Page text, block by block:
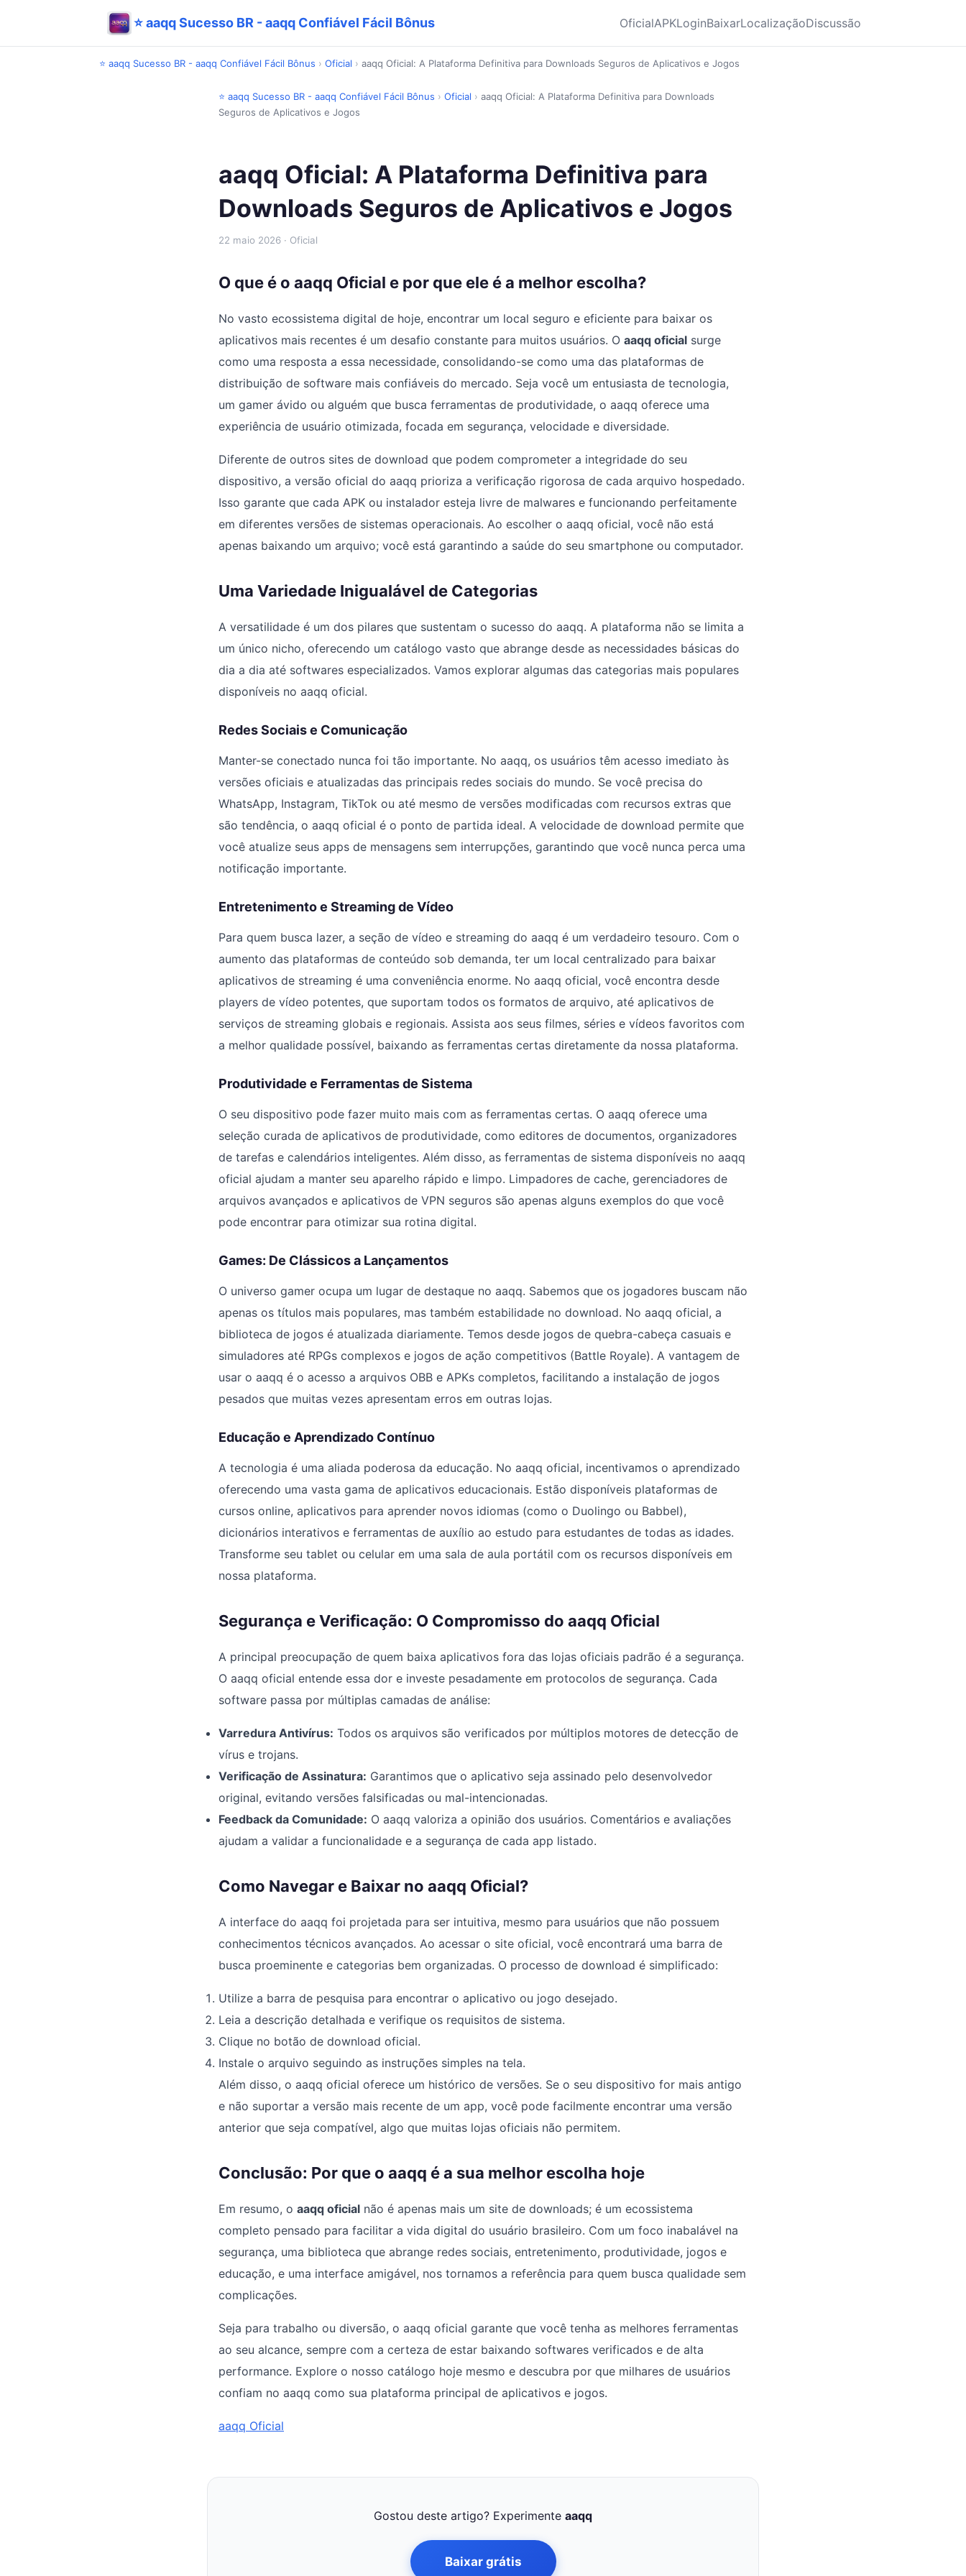
⭐ aaqq Sucesso BR - aaqq Confiável Fácil Bônus OficialAPKLoginBaixarLocalizaçãoDiscussão
⭐ aaqq Sucesso BR - aaqq Confiável Fácil Bônus › Oficial › aaqq Oficial: A Plataforma Definitiva para Downloads Seguros de Aplicativos e Jogos
⭐ aaqq Sucesso BR - aaqq Confiável Fácil Bônus › Oficial › aaqq Oficial: A Plataforma Definitiva para Downloads
Seguros de Aplicativos e Jogos
aaqq Oficial: A Plataforma Definitiva para
Downloads Seguros de Aplicativos e Jogos
22 maio 2026 · Oficial
O que é o aaqq Oficial e por que ele é a melhor escolha?
No vasto ecossistema digital de hoje, encontrar um local seguro e eficiente para baixar os
aplicativos mais recentes é um desafio constante para muitos usuários. O aaqq oficial surge
como uma resposta a essa necessidade, consolidando-se como uma das plataformas de
distribuição de software mais confiáveis do mercado. Seja você um entusiasta de tecnologia,
um gamer ávido ou alguém que busca ferramentas de produtividade, o aaqq oferece uma
experiência de usuário otimizada, focada em segurança, velocidade e diversidade.
Diferente de outros sites de download que podem comprometer a integridade do seu
dispositivo, a versão oficial do aaqq prioriza a verificação rigorosa de cada arquivo hospedado.
Isso garante que cada APK ou instalador esteja livre de malwares e funcionando perfeitamente
em diferentes versões de sistemas operacionais. Ao escolher o aaqq oficial, você não está
apenas baixando um arquivo; você está garantindo a saúde do seu smartphone ou computador.
Uma Variedade Inigualável de Categorias
A versatilidade é um dos pilares que sustentam o sucesso do aaqq. A plataforma não se limita a
um único nicho, oferecendo um catálogo vasto que abrange desde as necessidades básicas do
dia a dia até softwares especializados. Vamos explorar algumas das categorias mais populares
disponíveis no aaqq oficial.
Redes Sociais e Comunicação
Manter-se conectado nunca foi tão importante. No aaqq, os usuários têm acesso imediato às
versões oficiais e atualizadas das principais redes sociais do mundo. Se você precisa do
WhatsApp, Instagram, TikTok ou até mesmo de versões modificadas com recursos extras que
são tendência, o aaqq oficial é o ponto de partida ideal. A velocidade de download permite que
você atualize seus apps de mensagens sem interrupções, garantindo que você nunca perca uma
notificação importante.
Entretenimento e Streaming de Vídeo
Para quem busca lazer, a seção de vídeo e streaming do aaqq é um verdadeiro tesouro. Com o
aumento das plataformas de conteúdo sob demanda, ter um local centralizado para baixar
aplicativos de streaming é uma conveniência enorme. No aaqq oficial, você encontra desde
players de vídeo potentes, que suportam todos os formatos de arquivo, até aplicativos de
serviços de streaming globais e regionais. Assista aos seus filmes, séries e vídeos favoritos com
a melhor qualidade possível, baixando as ferramentas certas diretamente da nossa plataforma.
Produtividade e Ferramentas de Sistema
O seu dispositivo pode fazer muito mais com as ferramentas certas. O aaqq oferece uma
seleção curada de aplicativos de produtividade, como editores de documentos, organizadores
de tarefas e calendários inteligentes. Além disso, as ferramentas de sistema disponíveis no aaqq
oficial ajudam a manter seu aparelho rápido e limpo. Limpadores de cache, gerenciadores de
arquivos avançados e aplicativos de VPN seguros são apenas alguns exemplos do que você
pode encontrar para otimizar sua rotina digital.
Games: De Clássicos a Lançamentos
O universo gamer ocupa um lugar de destaque no aaqq. Sabemos que os jogadores buscam não
apenas os títulos mais populares, mas também estabilidade no download. No aaqq oficial, a
biblioteca de jogos é atualizada diariamente. Temos desde jogos de quebra-cabeça casuais e
simuladores até RPGs complexos e jogos de ação competitivos (Battle Royale). A vantagem de
usar o aaqq é o acesso a arquivos OBB e APKs completos, facilitando a instalação de jogos
pesados que muitas vezes apresentam erros em outras lojas.
Educação e Aprendizado Contínuo
A tecnologia é uma aliada poderosa da educação. No aaqq oficial, incentivamos o aprendizado
oferecendo uma vasta gama de aplicativos educacionais. Estão disponíveis plataformas de
cursos online, aplicativos para aprender novos idiomas (como o Duolingo ou Babbel),
dicionários interativos e ferramentas de auxílio ao estudo para estudantes de todas as idades.
Transforme seu tablet ou celular em uma sala de aula portátil com os recursos disponíveis em
nossa plataforma.
Segurança e Verificação: O Compromisso do aaqq Oficial
A principal preocupação de quem baixa aplicativos fora das lojas oficiais padrão é a segurança.
O aaqq oficial entende essa dor e investe pesadamente em protocolos de segurança. Cada
software passa por múltiplas camadas de análise:
Varredura Antivírus: Todos os arquivos são verificados por múltiplos motores de detecção de
vírus e trojans.
Verificação de Assinatura: Garantimos que o aplicativo seja assinado pelo desenvolvedor
original, evitando versões falsificadas ou mal-intencionadas.
Feedback da Comunidade: O aaqq valoriza a opinião dos usuários. Comentários e avaliações
ajudam a validar a funcionalidade e a segurança de cada app listado.
Como Navegar e Baixar no aaqq Oficial?
A interface do aaqq foi projetada para ser intuitiva, mesmo para usuários que não possuem
conhecimentos técnicos avançados. Ao acessar o site oficial, você encontrará uma barra de
busca proeminente e categorias bem organizadas. O processo de download é simplificado:
Utilize a barra de pesquisa para encontrar o aplicativo ou jogo desejado.
Leia a descrição detalhada e verifique os requisitos de sistema.
Clique no botão de download oficial.
Instale o arquivo seguindo as instruções simples na tela.
Além disso, o aaqq oficial oferece um histórico de versões. Se o seu dispositivo for mais antigo
e não suportar a versão mais recente de um app, você pode facilmente encontrar uma versão
anterior que seja compatível, algo que muitas lojas oficiais não permitem.
Conclusão: Por que o aaqq é a sua melhor escolha hoje
Em resumo, o aaqq oficial não é apenas mais um site de downloads; é um ecossistema
completo pensado para facilitar a vida digital do usuário brasileiro. Com um foco inabalável na
segurança, uma biblioteca que abrange redes sociais, entretenimento, produtividade, jogos e
educação, e uma interface amigável, nos tornamos a referência para quem busca qualidade sem
complicações.
Seja para trabalho ou diversão, o aaqq oficial garante que você tenha as melhores ferramentas
ao seu alcance, sempre com a certeza de estar baixando softwares verificados e de alta
performance. Explore o nosso catálogo hoje mesmo e descubra por que milhares de usuários
confiam no aaqq como sua plataforma principal de aplicativos e jogos.
aaqq Oficial
Gostou deste artigo? Experimente aaqq
Baixar grátis